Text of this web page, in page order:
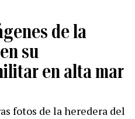
de la
su
en alta mar
fotos de la heredera del